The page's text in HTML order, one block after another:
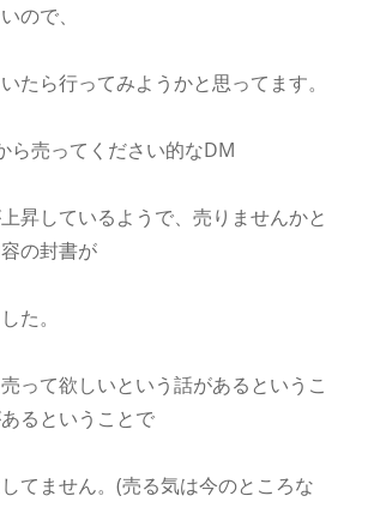
ので、
たら行ってみようかと思ってます。
ら売ってください的なDM
昇しているようで、売りませんかと
の封書が
た。
って欲しいという話があるというこ
るということで
てません。(売る気は今のところな